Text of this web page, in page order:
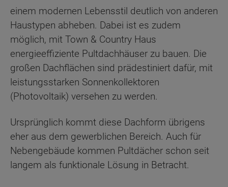
einem modernen Lebensstil deutlich von anderen
Haustypen abheben. Dabei ist es zudem
möglich, mit Town & Country Haus
energieeffiziente Pultdachhäuser zu bauen. Die
großen Dachflächen sind prädestiniert dafür, mit
leistungsstarken Sonnenkollektoren
(Photovoltaik) versehen zu werden.
Ursprünglich kommt diese Dachform übrigens
eher aus dem gewerblichen Bereich. Auch für
Nebengebäude kommen Pultdächer schon seit
langem als funktionale Lösung in Betracht.